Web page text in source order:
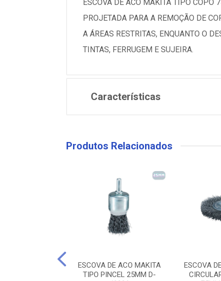
ESCOVA DE ACO MAKITA TIPO
PROJETADA PARA A REMOÇÃO DE
A ÁREAS RESTRITAS, ENQUANTO O
TINTAS, FERRUGEM E SUJEIRA.
Características
Produtos Relacionados
ESCOVA DE ACO MAKITA
TIPO PINCEL 25MM D-
ESCOVA